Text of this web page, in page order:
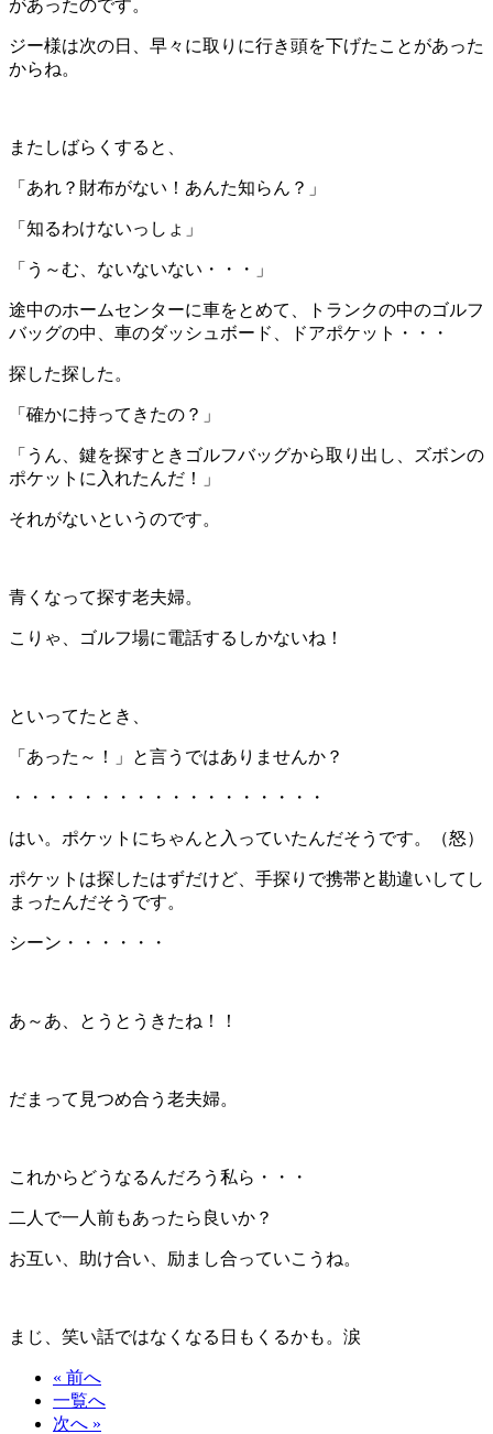
があったのです。
ジー様は次の日、早々に取りに行き頭を下げたことがあった
からね。
またしばらくすると、
「あれ？財布がない！あんた知らん？」
「知るわけないっしょ」
「う～む、ないないない・・・」
途中のホームセンターに車をとめて、トランクの中のゴルフ
バッグの中、車のダッシュボード、ドアポケット・・・
探した探した。
「確かに持ってきたの？」
「うん、鍵を探すときゴルフバッグから取り出し、ズボンの
ポケットに入れたんだ！」
それがないというのです。
青くなって探す老夫婦。
こりゃ、ゴルフ場に電話するしかないね！
といってたとき、
「あった～！」と言うではありませんか？
・・・・・・・・・・・・・・・・・・
はい。ポケットにちゃんと入っていたんだそうです。（怒）
ポケットは探したはずだけど、手探りで携帯と勘違いしてし
まったんだそうです。
シーン・・・・・・
あ～あ、とうとうきたね！！
だまって見つめ合う老夫婦。
これからどうなるんだろう私ら・・・
二人で一人前もあったら良いか？
お互い、助け合い、励まし合っていこうね。
まじ、笑い話ではなくなる日もくるかも。涙
« 前へ
一覧へ
次へ »